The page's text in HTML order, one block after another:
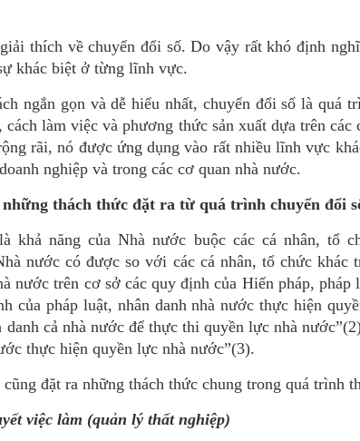
thích về chuyển đổi số. Do vậy rất khó định
khác biệt ở từng lĩnh vực.
ngắn gọn và dễ hiểu nhất, chuyển đổi số là quá
cách làm việc và phương thức sản xuất dựa trên các
rãi, nó được ứng dụng vào rất nhiều lĩnh vực
nghiệp và trong các cơ quan nhà nước.
thách thức đặt ra từ quá trình chuyển đổi
khả năng của Nhà nước buộc các cá nhân, tổ
nước có được so với các cá nhân, tổ chức khác
nước trên cơ sở các quy định của Hiến pháp, pháp
của pháp luật, nhân danh nhà nước thực hiện
cả nhà nước để thực thi quyền lực nhà
thực hiện quyền lực nhà nước”(3).
đặt ra những thách thức chung trong quá trình
việc làm (quản lý thất nghiệp)